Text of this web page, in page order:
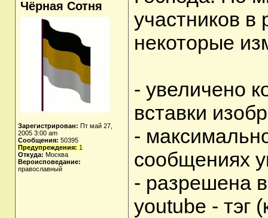
Чёрная Сотня
Зарегистрирован: Пт май 27,
2005 3:00 am
Сообщения: 50395
Предупреждения: 1
Откуда: Москва
Вероисповедание:
православный
участников
некоторые
- увеличено
вставки
-
сообщениях
- разрешена
youtube - тэг